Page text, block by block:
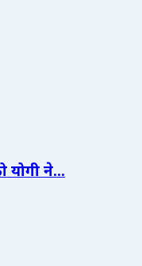
योगी ने...